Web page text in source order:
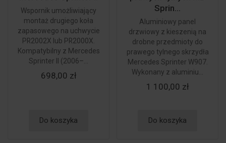
Wspornik umożliwiający
montaż drugiego koła
zapasowego na uchwycie
PR2002X lub PR2000X.
Kompatybilny z Mercedes
Sprinter II (2006–...
698,00 zł
Do koszyka
Sprin...
Aluminiowy panel
drzwiowy z kieszenią na
drobne przedmioty do
prawego tylnego skrzydła
Mercedes Sprinter W907.
Wykonany z aluminiu...
1 100,00 zł
Do koszyka